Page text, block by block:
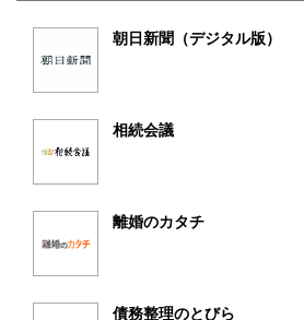
朝日新聞（デジタル版）
相続会議
離婚のカタチ
債務整理のとびら